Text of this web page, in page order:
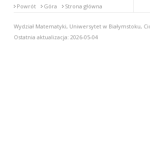
Powrót Góra Strona główna
Wydział Matematyki, Uniwersytet w Białymstoku,
Ostatnia aktualizacja: 2026-05-04